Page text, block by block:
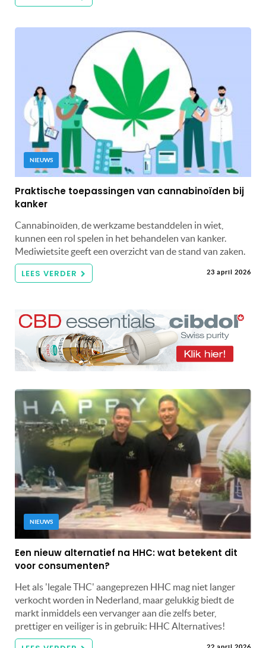
NIEUWS
Praktische toepassingen van cannabinoïden bij
kanker
Cannabinoïden, de werkzame bestanddelen in wiet,
kunnen een rol spelen in het behandelen van kanker.
Mediwietsite geeft een overzicht van de stand van zaken.
LEES VERDER 23 april 2026
NIEUWS
Een nieuw alternatief na HHC: wat betekent dit
voor consumenten?
Het als 'legale THC' aangeprezen HHC mag niet langer
verkocht worden in Nederland, maar gelukkig biedt de
markt inmiddels een vervanger aan die zelfs beter,
prettiger en veiliger is in gebruik: HHC Alternatives!